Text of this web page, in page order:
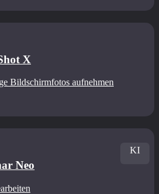
X
Bildschirmfotos aufnehmen
Neo
KI